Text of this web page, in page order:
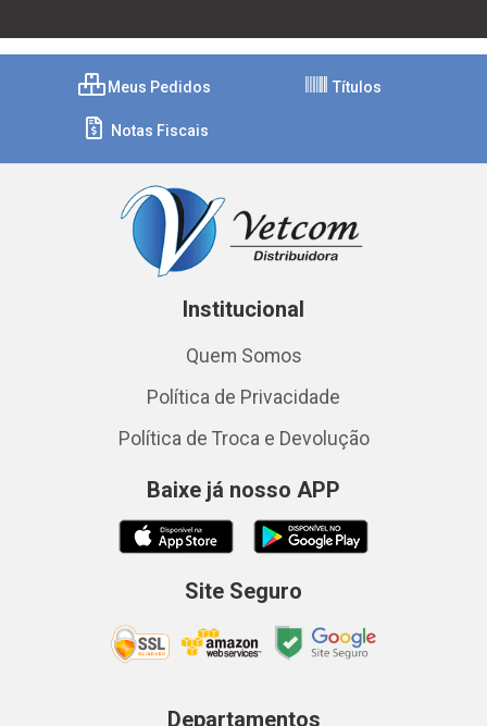
Meus Pedidos Títulos
Notas Fiscais
Institucional
Quem Somos
Política de Privacidade
Política de Troca e Devolução
Baixe já nosso APP
Site Seguro
Departamentos